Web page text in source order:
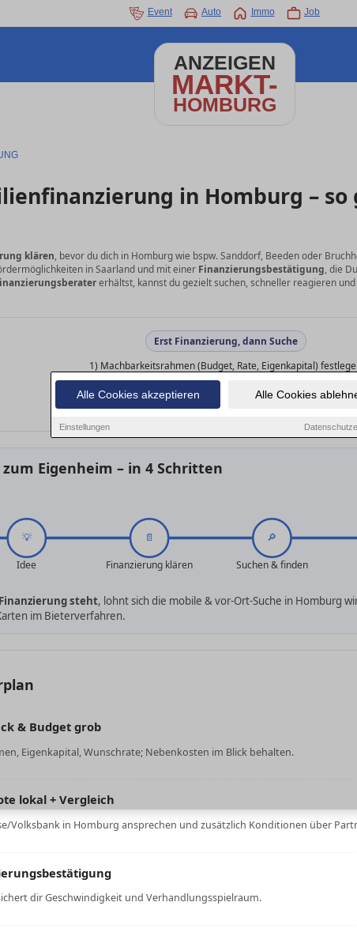
Alle Cookies akzeptieren Alle Cookies
Einstellungen
Event Auto Immo Job
ANZEIGEN
MARKT-
HOMBURG
in Homburg – so
klären , bevor du dich in Homburg wie bspw. Sanddorf, Beeden oder
in Saarland und mit einer Finanzierungsbestätigung , die
erhältst, kannst du gezielt suchen, schneller reagieren
Erst Finanzierung, dann Suche
1) Machbarkeitsrahmen (Budget, Rate, Eigenkapital)
2) Angebote einholen (lokale Banken + Vergleich)
3) Finanzierungsbestätigung sichern
4) Passende Objekte filtern & verhandeln
zum Eigenheim – in 4 Schritten
💡
Idee
📄
Finanzierung klären
🔎
Suchen & finden
Finanzierung steht, lohnt sich die mobile & vor-Ort-Suche in Homburg
im Bieterverfahren.
& Budget grob
Eigenkapital, Wunschrate; Nebenkosten im Blick behalten.
lokal + Vergleich
Volksbank in Homburg ansprechen und zusätzlich Konditionen über
dir Geschwindigkeit und Verhandlungsspielraum.